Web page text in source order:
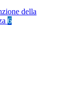
della
6